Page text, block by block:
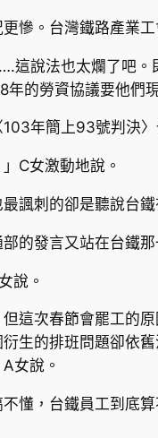
更慘。台灣鐵路產業
這說法也太爛了吧
的勞資協議要他們
103年簡上93號判決
C女激動地說。
最諷刺的卻是聽說台
的發言又站在台鐵
說。
但這次春節會罷工的
生的排班問題卻依
女說。
不懂，台鐵員工到底